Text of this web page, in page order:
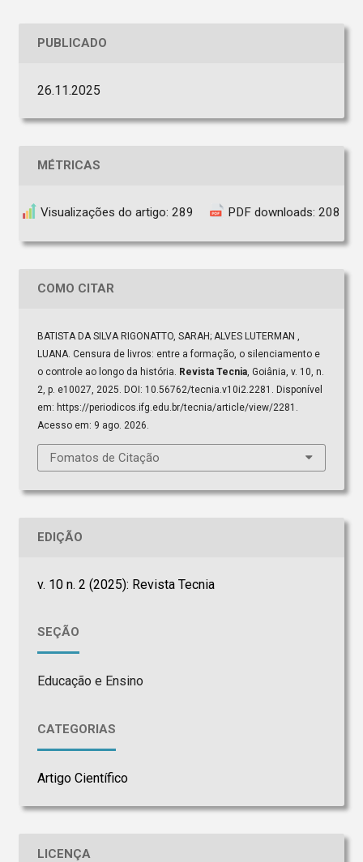
PUBLICADO
26.11.2025
MÉTRICAS
Visualizações do artigo: 289 PDF downloads: 208
COMO CITAR
BATISTA DA SILVA RIGONATTO, SARAH; ALVES LUTERMAN ,
LUANA. Censura de livros: entre a formação, o silenciamento e
o controle ao longo da história. Revista Tecnia, Goiânia, v. 10, n.
2, p. e10027, 2025. DOI: 10.56762/tecnia.v10i2.2281. Disponível
em: https://periodicos.ifg.edu.br/tecnia/article/view/2281.
Acesso em: 9 ago. 2026.
Fomatos de Citação
EDIÇÃO
v. 10 n. 2 (2025): Revista Tecnia
SEÇÃO
Educação e Ensino
CATEGORIAS
Artigo Científico
LICENÇA